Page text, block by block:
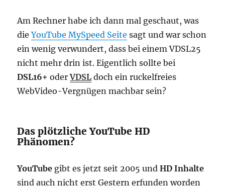
Am Rechner habe ich dann mal geschaut, was
dieYouTube MySpeed Seite sagt und war schon
ein wenig verwundert, dass bei einem VDSL25
nicht mehr drin ist. Eigentlich sollte bei
DSL16+ oderVDSL doch ein ruckelfreies
WebVideo-Vergnügen machbar sein?
Das plötzliche YouTube HD
Phänomen?
YouTube gibt es jetzt seit 2005 undHD Inhalte
sind auch nicht erst Gestern erfunden worden